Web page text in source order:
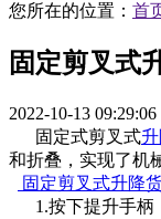
您所在的位置： 首
固定剪叉式
2022-10-13
固定式剪叉式
和折叠，实现了机
固定剪叉式升降
1.按下提升手柄